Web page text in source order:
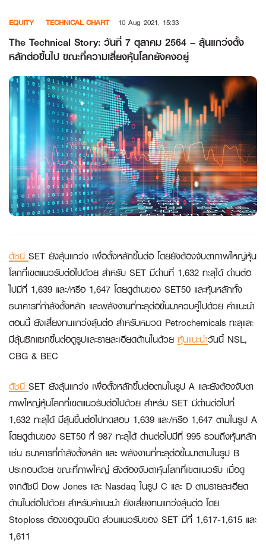
content
EQUITY TECHNICAL CHART 10 Aug 2021, 15:33
The Technical Story: วันที่ 7 ตุลาคม 2564 – ลุ้นแกว่งตั้ง
หลักต่อขึ้นไป ขณะที่ความเสี่ยงหุ้นโลกยังคงอยู่
ดัชนี SET ยังลุ้นแกว่ง เพื่อตั้งหลักขึ้นต่อ โดยยังต้องจับตาภาพใหญ่หุ้น
โลกที่เขตแนวรับต่อไปด้วย สำหรับ SET มีด่านที่ 1,632 ทะลุได้ ด่านต่อ
ไปมีที่ 1,639 และ/หรือ 1,647 โดยดูด่านของ SET50 และหุ้นหลักทั้ง
ธนาคารที่กำลังตั้งหลัก และพลังงานที่ทะลุต่อขึ้นมาควบคู่ไปด้วย คำแนะนำ
ตอนนี้ ยังเสี่ยงทนแกว่งลุ้นต่อ สำหรับหมวด Petrochemicals ทะลุและ
มีลุ้นซิกแซกขึ้นต่อดูรูปและรายละเอียดด้านในด้วย หุ้นแนะนำวันนี้ NSL,
CBG & BEC
ดัชนี SET ยังลุ้นแกว่ง เพื่อตั้งหลักขึ้นต่อตามในรูป A และยังต้องจับตา
ภาพใหญ่หุ้นโลกที่เขตแนวรับต่อไปด้วย สำหรับ SET มีด่านต่อไปที่
1,632 ทะลุได้ มีลุ้นขึ้นต่อไปทดสอบ 1,639 และ/หรือ 1,647 ตามในรูป A
โดยดูด่านของ SET50 ที่ 987 ทะลุได้ ด่านต่อไปมีที่ 995 รวมถึงหุ้นหลัก
เช่น ธนาคารที่กำลังตั้งหลัก และ พลังงานที่ทะลุต่อขึ้นมาตามในรูป B
ประกอบด้วย ขณะที่ภาพใหญ่ ยังต้องจับตาหุ้นโลกที่เขตแนวรับ เมื่อดู
จากดัชนี Dow Jones และ Nasdaq ในรูป C และ D ตามรายละเอียด
ด้านในต่อไปด้วย สำหรับคำแนะนำ ยังเสี่ยงทนแกว่งลุ้นต่อ โดย
Stoploss ต้องขอดูจนปิด ส่วนแนวรับของ SET มีที่ 1,617-1,615 และ
1,611